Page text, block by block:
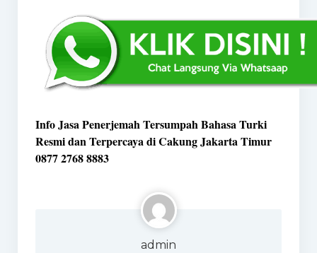
Info Jasa Penerjemah Tersumpah Bahasa Turki
Resmi dan Terpercaya di Cakung Jakarta Timur
0877 2768 8883
admin